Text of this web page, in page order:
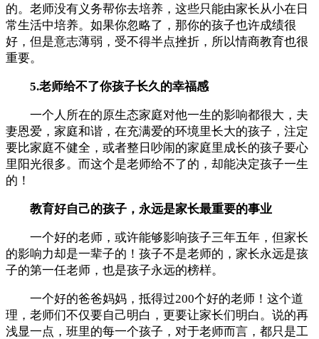
的。老师没有义务帮你去培养，这些只能由家长从小在日
常生活中培养。如果你忽略了，那你的孩子也许成绩很
好，但是意志薄弱，受不得半点挫折，所以情商教育也很
重要。
5.老师给不了你孩子长久的幸福感
一个人所在的原生态家庭对他一生的影响都很大，夫
妻恩爱，家庭和谐，在充满爱的环境里长大的孩子，注定
要比家庭不健全，或者整日吵闹的家庭里成长的孩子要心
里阳光很多。而这个是老师给不了的，却能决定孩子一生
的！
教育好自己的孩子，永远是家长最重要的事业
一个好的老师，或许能够影响孩子三年五年，但家长
的影响力却是一辈子的！孩子不是老师的，家长永远是孩
子的第一任老师，也是孩子永远的榜样。
一个好的爸爸妈妈，抵得过200个好的老师！这个道
理，老师们不仅要自己明白，更要让家长们明白。说的再
浅显一点，班里的每一个孩子，对于老师而言，都只是工